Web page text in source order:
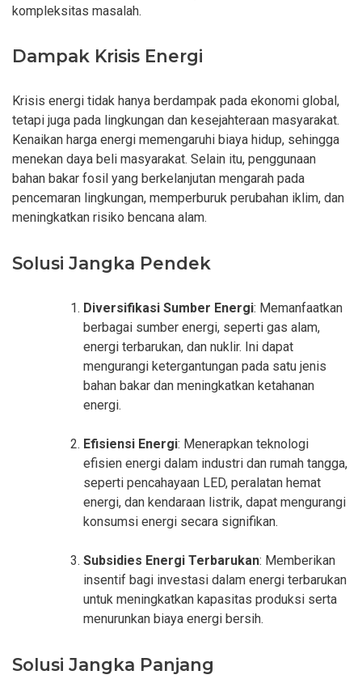
kompleksitas masalah.
Dampak Krisis Energi
Krisis energi tidak hanya berdampak pada ekonomi global,
tetapi juga pada lingkungan dan kesejahteraan masyarakat.
Kenaikan harga energi memengaruhi biaya hidup, sehingga
menekan daya beli masyarakat. Selain itu, penggunaan
bahan bakar fosil yang berkelanjutan mengarah pada
pencemaran lingkungan, memperburuk perubahan iklim, dan
meningkatkan risiko bencana alam.
Solusi Jangka Pendek
Diversifikasi Sumber Energi: Memanfaatkan
berbagai sumber energi, seperti gas alam,
energi terbarukan, dan nuklir. Ini dapat
mengurangi ketergantungan pada satu jenis
bahan bakar dan meningkatkan ketahanan
energi.
Efisiensi Energi: Menerapkan teknologi
efisien energi dalam industri dan rumah tangga,
seperti pencahayaan LED, peralatan hemat
energi, dan kendaraan listrik, dapat mengurangi
konsumsi energi secara signifikan.
Subsidies Energi Terbarukan: Memberikan
insentif bagi investasi dalam energi terbarukan
untuk meningkatkan kapasitas produksi serta
menurunkan biaya energi bersih.
Solusi Jangka Panjang